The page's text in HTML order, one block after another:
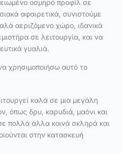
οσμηρό προφίλ σε
αφαιρετικά, συνιστούμε
αεριζόμενο χώρο, ιδανικά
σε λειτουργία, και να
γυαλιά.
χρησιμοποιήσω αυτό το
καλά σε μια μεγάλη
όπως δρυ, καρυδιά, μαόνι και
πολλά άλλα κοινά σκληρά και
στην κατασκευή